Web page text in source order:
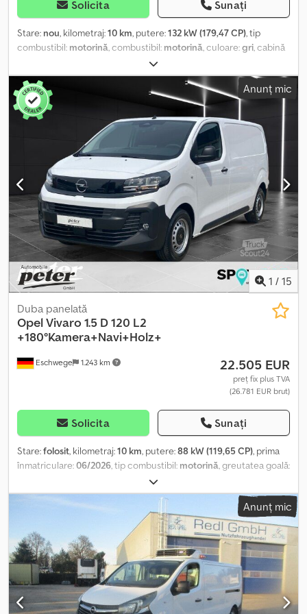
Solicita Sunați
Stare: nou, kilometraj:10 km, putere:132 kW (179,47 CP), tip
combustibil: motorină, combustibil: motorină, culoare:gri, cabină
mecanic
număr de locuri:3, Dotări:ABS, aer condiționat, computer de
bord, controlul tracțiunii, cuplaj remorcă, filtru de particule,
garanție pentru vehicule second-hand, pilot automat de
viteză, program electronic de stabilitate (ESP), senzori de
parcare, servodirecție, sistem de imobilizare, uşă glisantă,
închidere centralizată
, Exterior * Anvelope de toate sezoanele
Crsdpfx Ajzr Rvkebref Confort și protecția mediului * Cameră de
marșarier cu linii dinamice Altele * Cârlig de remorcă (ne-
detașabil) * PACHET DE PROTECȚIE CARGO * Gri metalizat *
Tapițerie din material Crepe Black, negru, cu tetiere capitonate *
Sistem audio Techno 7 cu ecran tactil, DAB și aplicații
Anunț mic
1 / 15
Eschwege 1.243 km
Duba panelată
OpelVivaro 1.5 D 120 L2
+180°Kamera+Navi+Holz+
22.505 EUR
preț fix plus TVA
(26.781 EUR brut)
Solicita Sunați
Stare:folosit, kilometraj:10 km, putere:88 kW (119,65 CP), prima
înmatriculare:06/2026, tip combustibil: motorină, greutatea goală:
, greutatea maximă de încărcare:
2.830 kg, ampatament:3.275 mm, următoarea inspecție (TÜV):
, combustibil: , culoare: , cabină șofer:altul , tip
, clasă de emisii:Euro 6, număr de locuri:3,
lungime totală:2.010 mm , lățime totală:1.900 mm, lungimea
spațiului de încărcare:
4.983 mm
, lățimea spațiului de încărcare:
2.010 mm, înălțime spațiu de încărcare:1.895 mm, An de
fabricație:
2026, Dotări:ABS, aer condiționat, airbag, computer
de bord, controlul tracțiunii, filtru de particule, pilot automat de
viteză, program electronic de stabilitate (ESP), senzori de
Anunț mic